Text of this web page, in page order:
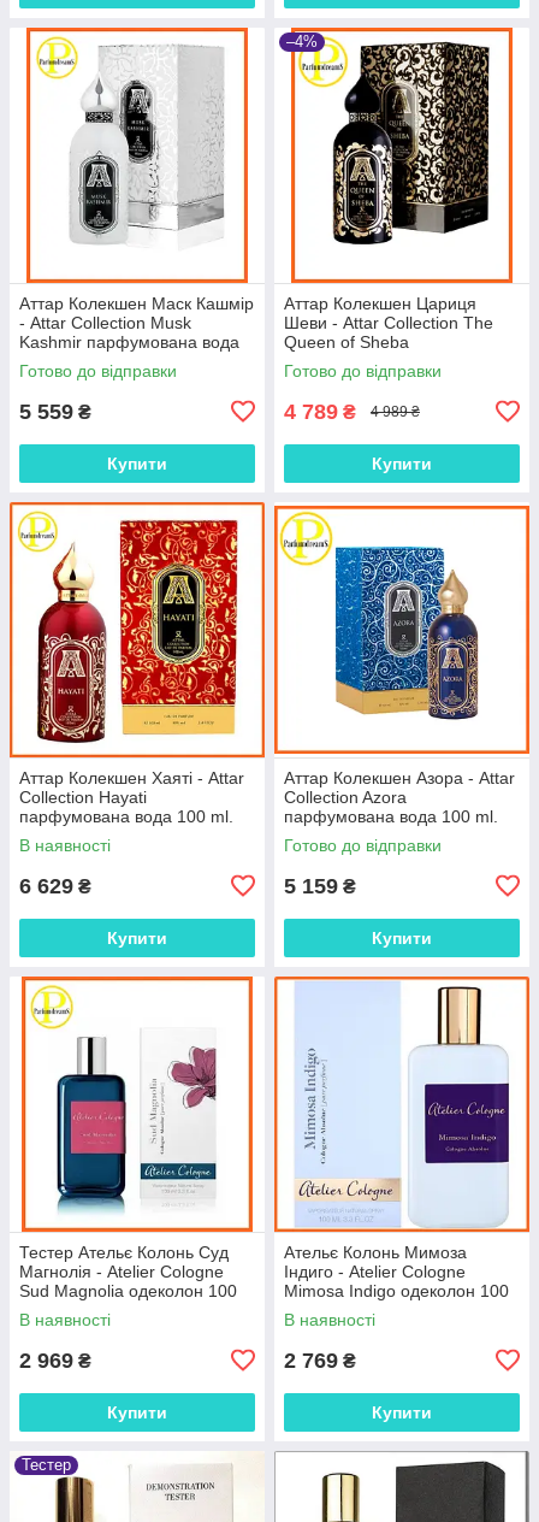
Аттар Колекшен Маск Кашмір
- Attar Collection Musk
Kashmir парфумована вода
100 ml.
Готово до відправки
5 559 ₴
Купити
–4%
Аттар Колекшен Цариця
Шеви - Attar Collection The
Queen of Sheba
парфумована вода 100 ml.
Готово до відправки
4 789 ₴ 4 989 ₴
Купити
Аттар Колекшен Хаяті - Attar
Collection Hayati
парфумована вода 100 ml.
В наявності
6 629 ₴
Купити
Аттар Колекшен Азора - Attar
Collection Azora
парфумована вода 100 ml.
Готово до відправки
5 159 ₴
Купити
Тестер Ательє Колонь Суд
Магнолія - Atelier Cologne
Sud Magnolia одеколон 100
ml.
В наявності
2 969 ₴
Купити
Ательє Колонь Мимоза
Індиго - Atelier Cologne
Mimosa Indigo одеколон 100
ml.
В наявності
2 769 ₴
Купити
Тестер